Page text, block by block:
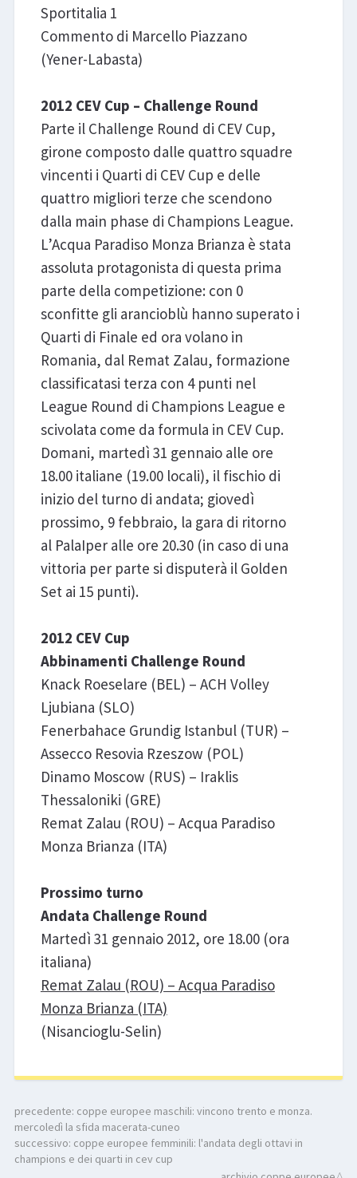
Sportitalia 1
Commento di Marcello Piazzano
(Yener-Labasta)
2012 CEV Cup – Challenge Round
Parte il Challenge Round di CEV Cup,
girone composto dalle quattro squadre
vincenti i Quarti di CEV Cup e delle
quattro migliori terze che scendono
dalla main phase di Champions League.
L’Acqua Paradiso Monza Brianza è stata
assoluta protagonista di questa prima
parte della competizione: con 0
sconfitte gli arancioblù hanno superato i
Quarti di Finale ed ora volano in
Romania, dal Remat Zalau, formazione
classificatasi terza con 4 punti nel
League Round di Champions League e
scivolata come da formula in CEV Cup.
Domani, martedì 31 gennaio alle ore
18.00 italiane (19.00 locali), il fischio di
inizio del turno di andata; giovedì
prossimo, 9 febbraio, la gara di ritorno
al PalaIper alle ore 20.30 (in caso di una
vittoria per parte si disputerà il Golden
Set ai 15 punti).
2012 CEV Cup
Abbinamenti Challenge Round
Knack Roeselare (BEL) – ACH Volley
Ljubiana (SLO)
Fenerbahace Grundig Istanbul (TUR) –
Assecco Resovia Rzeszow (POL)
Dinamo Moscow (RUS) – Iraklis
Thessaloniki (GRE)
Remat Zalau (ROU) – Acqua Paradiso
Monza Brianza (ITA)
Prossimo turno
Andata Challenge Round
Martedì 31 gennaio 2012, ore 18.00 (ora
italiana)
Remat Zalau (ROU) – Acqua Paradiso
Monza Brianza (ITA)
(Nisancioglu-Selin)
precedente: coppe europee maschili: vincono trento e monza.
mercoledì la sfida macerata-cuneo
successivo: coppe europee femminili: l'andata degli ottavi in
champions e dei quarti in cev cup